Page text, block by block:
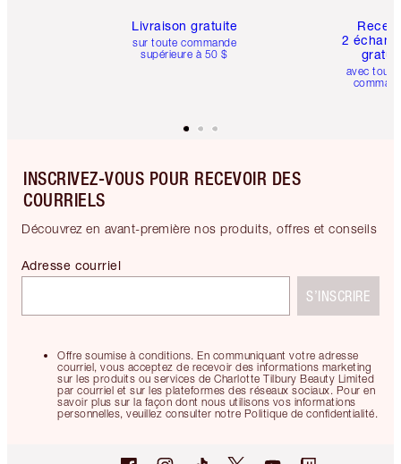
Livraison gratuite
sur toute commande
supérieure à 50 $
2
avec
INSCRIVEZ-VOUS POUR RECEVOIR DES
COURRIELS
Découvrez en avant-première nos produits, offres et conseils
Offre soumise à conditions. En communiquant votre adresse
courriel, vous acceptez de recevoir des informations marketing
sur les produits ou services de Charlotte Tilbury Beauty Limited
par courriel et sur les plateformes des réseaux sociaux. Pour en
savoir plus sur la façon dont nous utilisons vos informations
personnelles, veuillez consulter notre Politique de confidentialité.
Adresse courriel
S’INSCRIRE